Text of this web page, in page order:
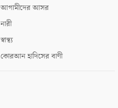
আগামীদের আসর
নারী
স্বাস্থ্য
কোরআন হাদিসের বাণী